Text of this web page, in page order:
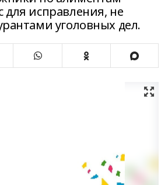
для исправления, не
уголовных дел.